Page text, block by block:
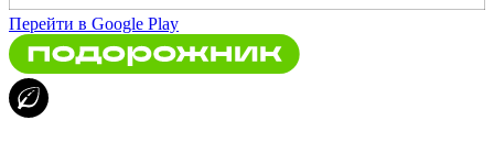
Перейти в Google Play